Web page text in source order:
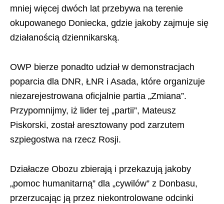
mniej więcej dwóch lat przebywa na terenie
okupowanego Doniecka, gdzie jakoby zajmuje się
działanością dziennikarską.
OWP bierze ponadto udział w demonstracjach
poparcia dla DNR, ŁNR i Asada, które organizuje
niezarejestrowana oficjalnie partia „Zmiana”.
Przypomnijmy, iż lider tej „partii”, Mateusz
Piskorski, został aresztowany pod zarzutem
szpiegostwa na rzecz Rosji.
Działacze Obozu zbierają i przekazują jakoby
„pomoc humanitarną” dla „cywilów” z Donbasu,
przerzucając ją przez niekontrolowane odcinki